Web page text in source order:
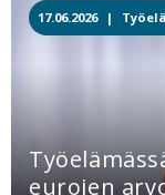
17.06.2026 |
eurojen